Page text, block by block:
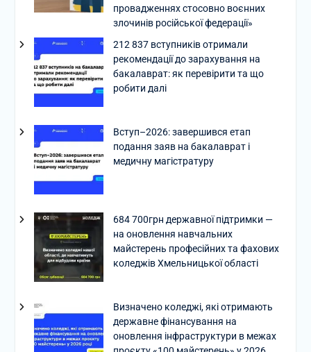
провадженнях стосовно воєнних
злочинів російської федерації»
212 837 вступників отримали
рекомендації до зарахування на
бакалаврат: як перевірити та що
робити далі
Вступ–2026: завершився етап
подання заяв на бакалаврат і
медичну магістратуру
684 700грн державної підтримки —
на оновлення навчальних
майстерень професійних та фахових
коледжів Хмельницької області
Визначено коледжі, які отримають
державне фінансування на
оновлення інфраструктури в межах